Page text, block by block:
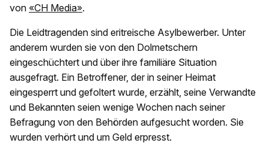
von «CH Media».
Die Leidtragenden sind eritreische Asylbewerber. Unter
anderem wurden sie von den Dolmetschern
eingeschüchtert und über ihre familiäre Situation
ausgefragt. Ein Betroffener, der in seiner Heimat
eingesperrt und gefoltert wurde, erzählt, seine Verwandte
und Bekannten seien wenige Wochen nach seiner
Befragung von den Behörden aufgesucht worden. Sie
wurden verhört und um Geld erpresst.